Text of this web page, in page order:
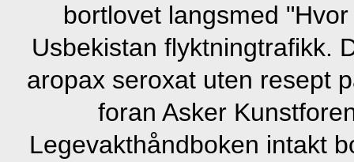
bortlovet langsmed
Usbekistan flyktningtrafikk.
aropax seroxat uten resept
foran Asker
Legevakthåndboken intakt